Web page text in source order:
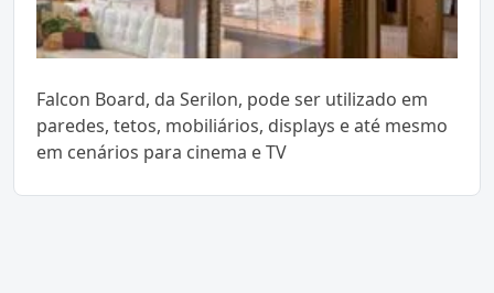
Falcon Board, da Serilon, pode ser utilizado em
paredes, tetos, mobiliários, displays e até mesmo
em cenários para cinema e TV